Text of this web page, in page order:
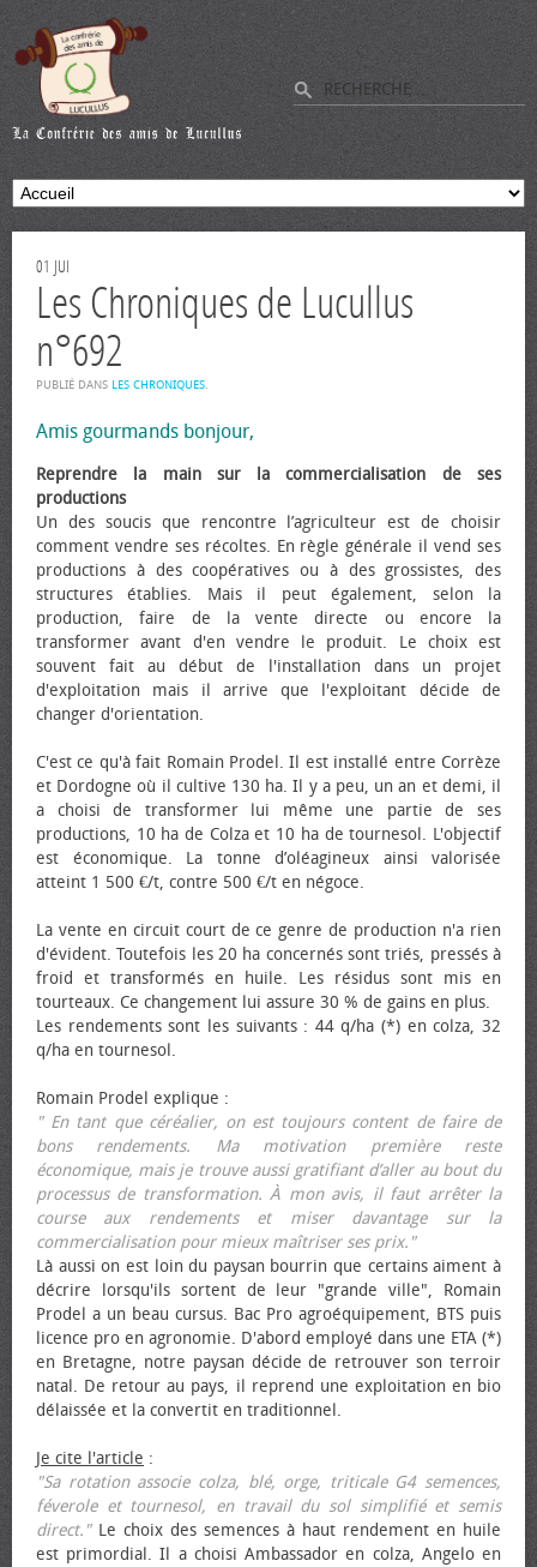
01 JUI
Les Chroniques de Lucullus
n°692
PUBLIÉ DANS LES CHRONIQUES.
Amis gourmands bonjour,
Reprendre la main sur la commercialisation de ses
productions
Un des soucis que rencontre l’agriculteur est de choisir
comment vendre ses récoltes. En règle générale il vend ses
productions à des coopératives ou à des grossistes, des
structures établies. Mais il peut également, selon la
production, faire de la vente directe ou encore la
transformer avant d'en vendre le produit. Le choix est
souvent fait au début de l'installation dans un projet
d'exploitation mais il arrive que l'exploitant décide de
changer d'orientation.
C'est ce qu'à fait Romain Prodel. Il est installé entre Corrèze
et Dordogne où il cultive 130 ha. Il y a peu, un an et demi, il
a choisi de transformer lui même une partie de ses
productions, 10 ha de Colza et 10 ha de tournesol. L'objectif
est économique. La tonne d’oléagineux ainsi valorisée
atteint 1 500 €/t, contre 500 €/t en négoce.
La vente en circuit court de ce genre de production n'a rien
d'évident. Toutefois les 20 ha concernés sont triés, pressés à
froid et transformés en huile. Les résidus sont mis en
tourteaux. Ce changement lui assure 30 % de gains en plus.
Les rendements sont les suivants : 44 q/ha (*) en colza, 32
q/ha en tournesol.
Romain Prodel explique :
" En tant que céréalier, on est toujours content de faire de
bons rendements. Ma motivation première reste
économique, mais je trouve aussi gratifiant d’aller au bout du
processus de transformation. À mon avis, il faut arrêter la
course aux rendements et miser davantage sur la
commercialisation pour mieux maîtriser ses prix."
Là aussi on est loin du paysan bourrin que certains aiment à
décrire lorsqu'ils sortent de leur "grande ville", Romain
Prodel a un beau cursus. Bac Pro agroéquipement, BTS puis
licence pro en agronomie. D'abord employé dans une ETA (*)
en Bretagne, notre paysan décide de retrouver son terroir
natal. De retour au pays, il reprend une exploitation en bio
délaissée et la convertit en traditionnel.
Je cite l'article :
"Sa rotation associe colza, blé, orge, triticale G4 semences,
féverole et tournesol, en travail du sol simplifié et semis
direct."Le choix des semences à haut rendement en huile
est primordial. Il a choisi Ambassador en colza, Angelo en